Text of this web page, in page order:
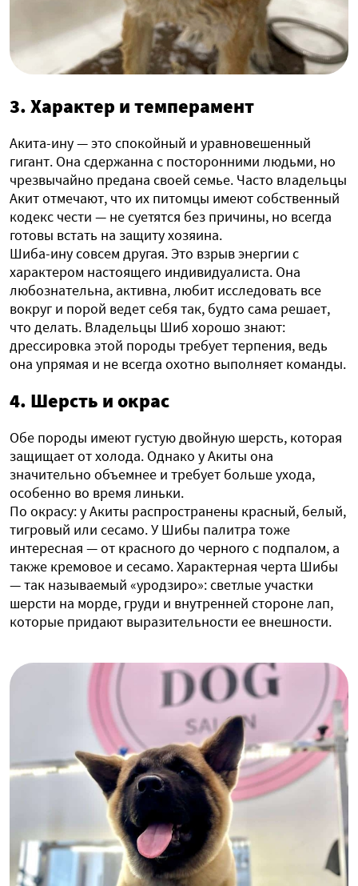
3. Характер и темперамент
Акита-ину — это спокойный и уравновешенный
гигант. Она сдержанна с посторонними людьми, но
чрезвычайно предана своей семье. Часто владельцы
Акит отмечают, что их питомцы имеют собственный
кодекс чести — не суетятся без причины, но всегда
готовы встать на защиту хозяина.
Шиба-ину совсем другая. Это взрыв энергии с
характером настоящего индивидуалиста. Она
любознательна, активна, любит исследовать все
вокруг и порой ведет себя так, будто сама решает,
что делать. Владельцы Шиб хорошо знают:
дрессировка этой породы требует терпения, ведь
она упрямая и не всегда охотно выполняет команды.
4. Шерсть и окрас
Обе породы имеют густую двойную шерсть, которая
защищает от холода. Однако у Акиты она
значительно объемнее и требует больше ухода,
особенно во время линьки.
По окрасу: у Акиты распространены красный, белый,
тигровый или сесамо. У Шибы палитра тоже
интересная — от красного до черного с подпалом, а
также кремовое и сесамо. Характерная черта Шибы
— так называемый «уродзиро»: светлые участки
шерсти на морде, груди и внутренней стороне лап,
которые придают выразительности ее внешности.